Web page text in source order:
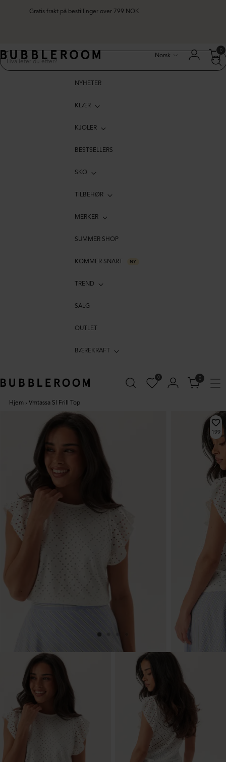
Gratis frakt på bestillinger over 799 NOK
Norsk
0
NYHETER
KLÆR
KJOLER
BESTSELLERS
SKO
TILBEHØR
MERKER
SUMMER SHOP
KOMMER SNART NY
TREND
SALG
OUTLET
BÆREKRAFT
0 0
Hjem › Vmtassa Sl Frill Top
199